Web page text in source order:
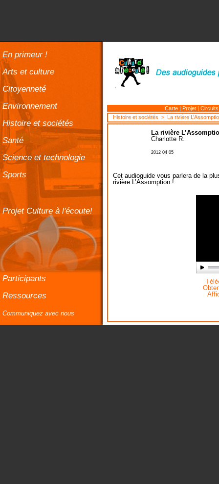
En primeur !
Arts et culture
Citoyenneté
Environnement
Histoire et sociétés
Santé
Science et technologie
Sports
Projet Culture à l'écoute!
Participants
Ressources
Communiquez avec nous
Carte | Projet |
Histoire et sociétés > La rivière
La rivière
Charlotte R.
2012 04 05
Cet audioguide vous parlera de la
rivière L’Assomption !